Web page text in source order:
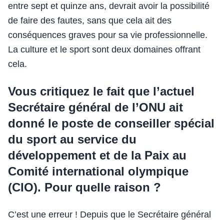
entre sept et quinze ans, devrait avoir la possibilité
de faire des fautes, sans que cela ait des
conséquences graves pour sa vie professionnelle.
La culture et le sport sont deux domaines offrant
cela.
Vous critiquez le fait que l’actuel
Secrétaire général de l’ONU ait
donné le poste de conseiller spécial
du sport au service du
développement et de la Paix au
Comité international olympique
(CIO). Pour quelle raison ?
C’est une erreur ! Depuis que le Secrétaire général